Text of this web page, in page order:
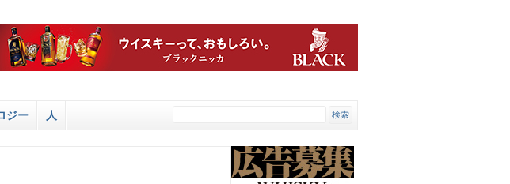
ジー 人